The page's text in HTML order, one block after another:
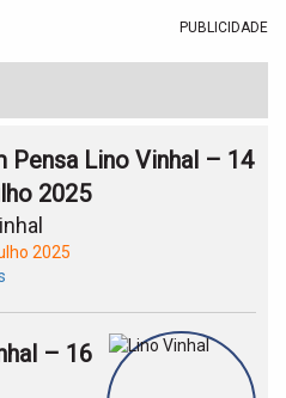
PUBLICIDADE
Pensa Lino Vinhal – 14
2025
2025
– 16